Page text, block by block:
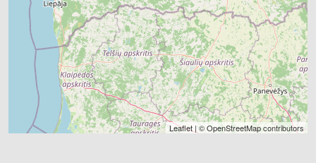
Leaflet | ©OpenStreetMapcontributors